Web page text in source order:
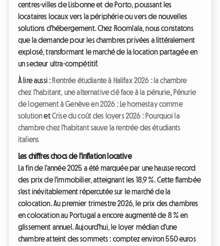
centres-villes de Lisbonne et de Porto, poussant les
locataires locaux vers la périphérie ou vers de nouvelles
solutions d'hébergement. Chez Roomlala, nous constatons
que la demande pour les chambres privées a littéralement
explosé, transformant le marché de la location partagée en
un secteur ultra-compétitif.
À lire aussi : Rentrée étudiante à Halifax 2026 : la chambre
chez l'habitant, une alternative clé face à la pénurie, Pénurie
de logement à Genève en 2026 : Le homestay comme
solutionetCrise du coût des loyers 2026 : Pourquoi la
chambre chez l'habitant sauve la rentrée des étudiants
italiens
Les chiffres chocs de l'inflation locative
La fin de l'année 2025 a été marquée par une hausse record
des prix de l'immobilier, atteignant les 18,9 %. Cette flambée
s'est inévitablement répercutée sur le marché de la
colocation. Au premier trimestre 2026, le prix des chambres
en colocation au Portugal a encore augmenté de 8 % en
glissement annuel. Aujourd'hui, le loyer médian d'une
chambre atteint des sommets : comptez environ 550 euros